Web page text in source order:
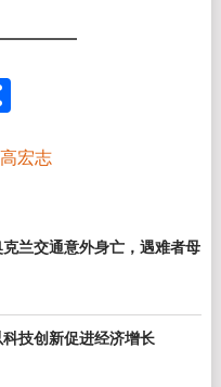
分
高宏志
兰交通意外身亡，遇难者母
科技创新促进经济增长